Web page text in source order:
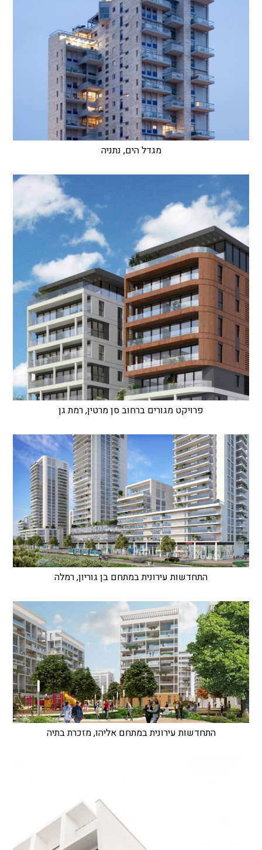
מגדל הים, נתניה
פרויקט מגורים ברחוב סן מרטין, רמת גן
התחדשות עירונית במתחם בן גוריון, רמלה
התחדשות עירונית במתחם אליהו, מזכרת בתיה